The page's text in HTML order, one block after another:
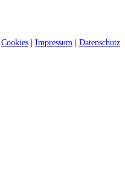
Cookies Impressum Datenschutz